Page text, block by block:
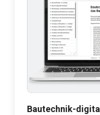
Bautechnik-digital